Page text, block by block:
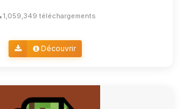
1,059,349 téléchargements
Découvrir